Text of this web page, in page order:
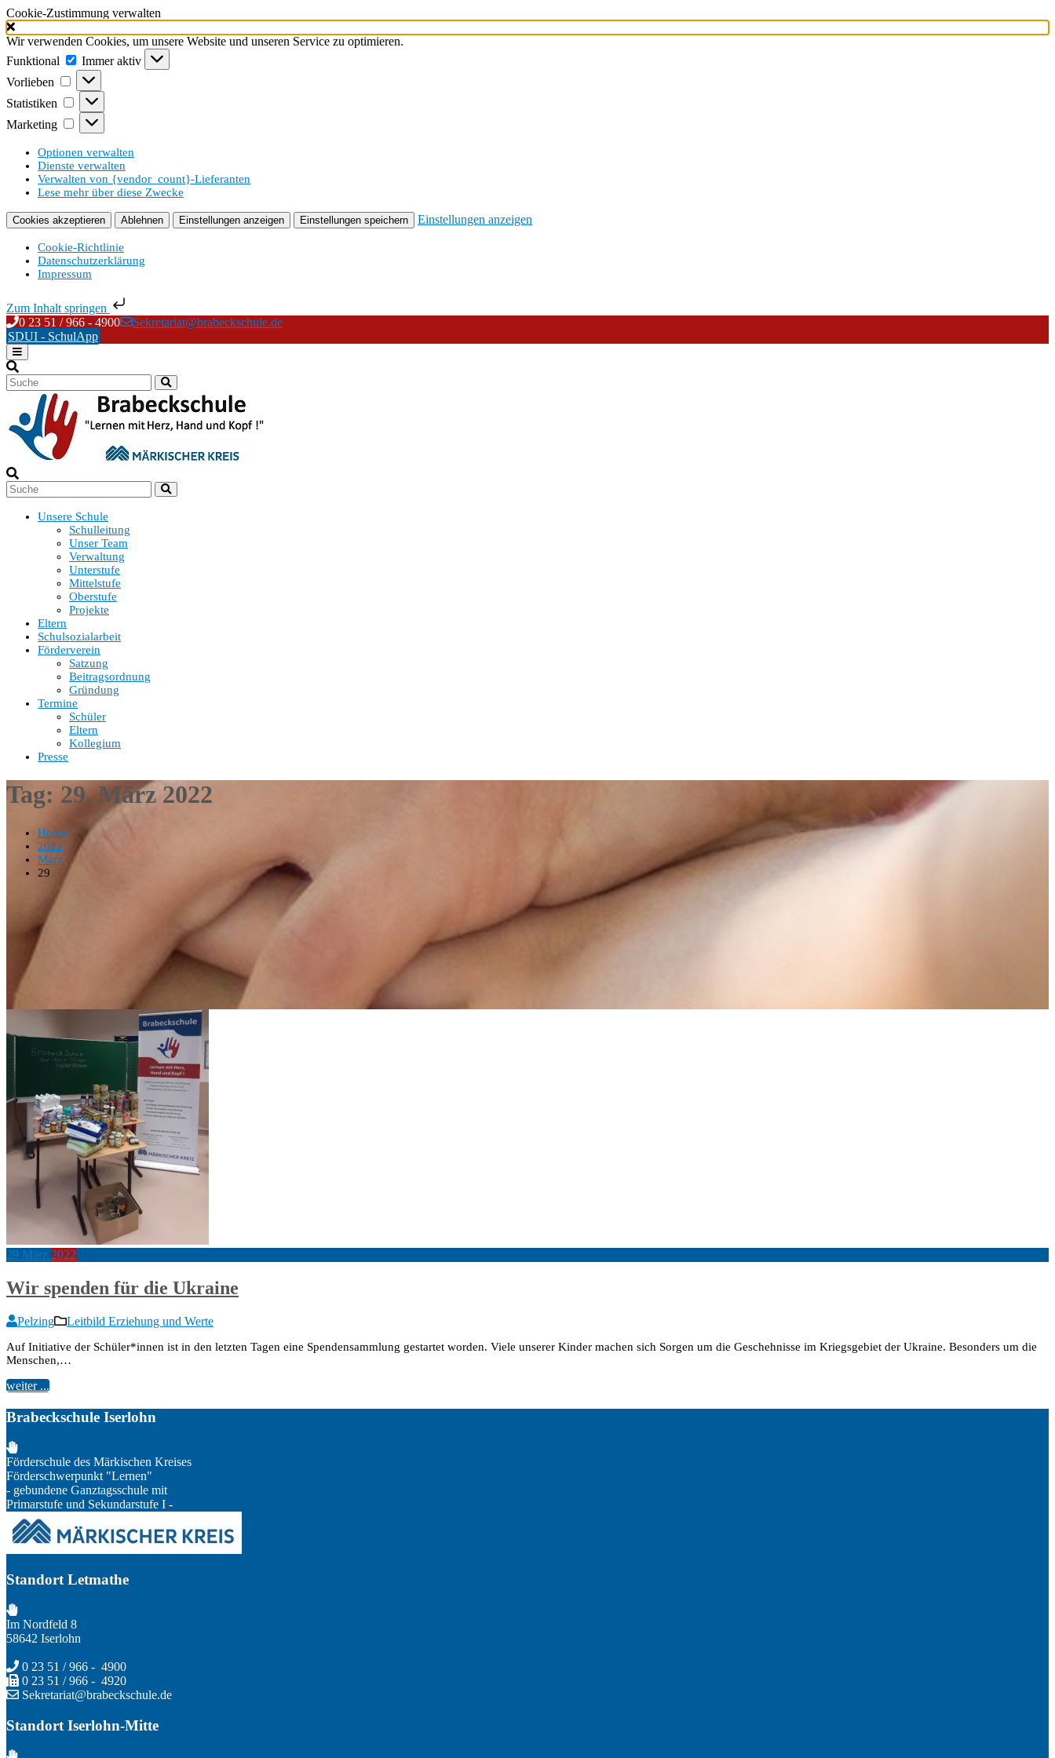
Cookie-Zustimmung verwalten
Wir verwenden Cookies, um unsere Website und unseren Service zu optimieren.
Funktional
Funktional
Immer aktiv
Vorlieben
Vorlieben
Statistiken Statistiken
Marketing Marketing
Optionen verwalten
Dienste verwalten
Verwalten von {vendor_count}-Lieferanten
Lese mehr über diese Zwecke
Cookies akzeptieren Ablehnen Einstellungen anzeigen Einstellungen speichern Einstellungen anzeigen
Cookie-Richtlinie
Datenschutzerklärung
Impressum
Zum Inhalt springen
Skip
to
content
0 23 51 / 966 - 4900
Sekretariat@brabeckschule.de
SDUI - SchulApp
Unsere Schule
Schulleitung
Unser Team
Verwaltung
Unterstufe
Mittelstufe
Oberstufe
Projekte
Eltern
Schulsozialarbeit
Förderverein
Satzung
Beitragsordnung
Gründung
Termine
Schüler
Eltern
Kollegium
Presse
Tag: 29. März 2022
Home
2022
März
29
29 März 2022
Wir spenden für die Ukraine
Pelzing Leitbild Erziehung und Werte
Auf Initiative der Schüler*innen ist in den letzten Tagen eine Spendensammlung gestartet worden. Viele unserer Kinder machen sich Sorgen um die Geschehnisse im Kriegsgebiet der Ukraine. Besonders um die
Menschen,…
weiter ...
Brabeckschule Iserlohn
Förderschule des Märkischen Kreises
Förderschwerpunkt "Lernen"
- gebundene Ganztagsschule mit
Primarstufe und Sekundarstufe I -
Standort Letmathe
Im Nordfeld 8
58642 Iserlohn
0 23 51 / 966 - 4900
0 23 51 / 966 - 4920
Sekretariat@brabeckschule.de
Standort Iserlohn-Mitte